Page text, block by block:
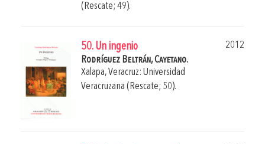
(Rescate; 49).
50. Un ingenio
2012
Rodríguez Beltrán, Cayetano.
Xalapa, Veracruz: Universidad
Veracruzana (Rescate; 50).